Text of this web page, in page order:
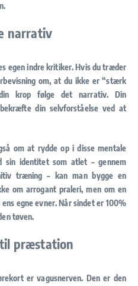
narrativ
egen indre kritiker. Hvis du træder
om, at du ikke er “stærk
krop følge det narrativ. Din
din selvforståelse ved at
om at rydde op i disse mentale
sin identitet som atlet – gennem
træning – kan man bygge en
om arrogant praleri, men om en
egne evner. Når sindet er 100%
tøven.
præstation
ervagusnerven. Den er den